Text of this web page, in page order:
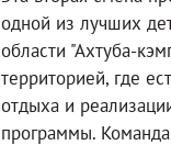
одной из лучших
области "Ахтуба-
территорией, где
отдыха и
программы.